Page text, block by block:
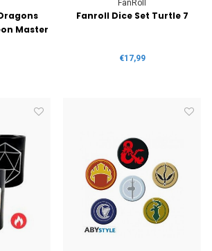
Master
FanRoll
Fanroll Dice Set Turtle 7
€17,99